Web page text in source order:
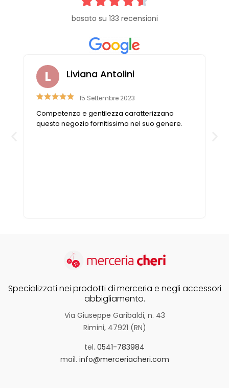
basato su 133 recensioni
Liviana Antolini
15 Settembre 2023
Competenza e gentilezza caratterizzano
questo negozio fornitissimo nel suo genere.
Specializzati nei prodotti di merceria e negli accessori
abbigliamento.
Via Giuseppe Garibaldi, n. 43
Rimini, 47921 (RN)
tel. 0541-783984
mail. info@merceriacheri.com